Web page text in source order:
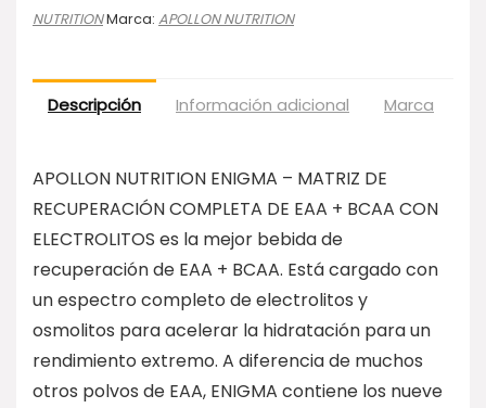
NUTRITIONMarca: APOLLON NUTRITION
Descripción Información adicional Marca
APOLLON NUTRITION ENIGMA – MATRIZ DE
RECUPERACIÓN COMPLETA DE EAA + BCAA CON
ELECTROLITOS es la mejor bebida de
recuperación de EAA + BCAA. Está cargado con
un espectro completo de electrolitos y
osmolitos para acelerar la hidratación para un
rendimiento extremo. A diferencia de muchos
otros polvos de EAA, ENIGMA contiene los nueve